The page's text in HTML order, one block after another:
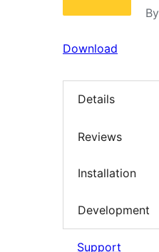
By
Download
Details
Reviews
Installation
Development
Support